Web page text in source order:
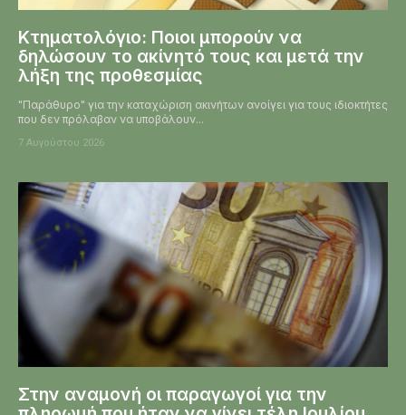
Κτηματολόγιο: Ποιοι μπορούν να
δηλώσουν το ακίνητό τους και μετά την
λήξη της προθεσμίας
"Παράθυρο" για την καταχώριση ακινήτων ανοίγει για τους ιδιοκτήτες
που δεν πρόλαβαν να υποβάλουν...
7 Αυγούστου 2026
Στην αναμονή οι παραγωγοί για την